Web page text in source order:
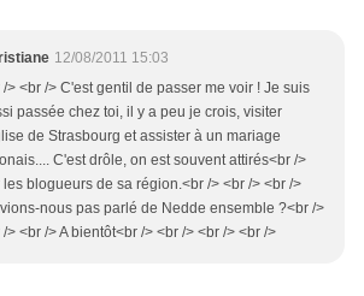
12/08/2011 15:03
/> <br /> C'est gentil de passer me voir ! Je suis
passée chez toi, il y a peu je crois, visiter
de Strasbourg et assister à un mariage
C'est drôle, on est souvent attirés<br />
les blogueurs de sa région.<br /> <br /> <br />
nous pas parlé de Nedde ensemble ?<br />
/> <br /> A bientôt<br /> <br /> <br /> <br />